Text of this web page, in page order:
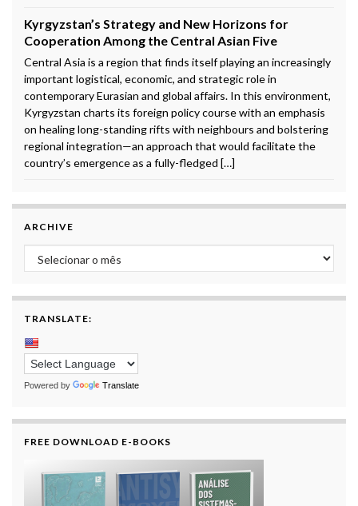
Kyrgyzstan’s Strategy and New Horizons for
Cooperation Among the Central Asian Five
Central Asia is a region that finds itself playing an increasingly
important logistical, economic, and strategic role in
contemporary Eurasian and global affairs. In this environment,
Kyrgyzstan charts its foreign policy course with an emphasis
on healing long-standing rifts with neighbours and bolstering
regional integration—an approach that would facilitate the
country’s emergence as a fully-fledged […]
ARCHIVE
Archive
TRANSLATE:
Powered by Translate
FREE DOWNLOAD E-BOOKS